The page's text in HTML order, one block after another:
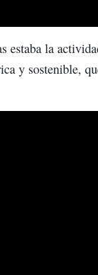
estaba la
y sostenible,